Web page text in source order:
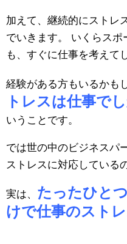
加えて、継続的にストレ
でいきます。 いくらスポ
も、すぐに仕事を考えて
経験がある方もいるかも
トレスは仕事で
いうことです。
では世の中のビジネスパ
ストレスに対応している
実は、 たったひと
けで仕事のスト